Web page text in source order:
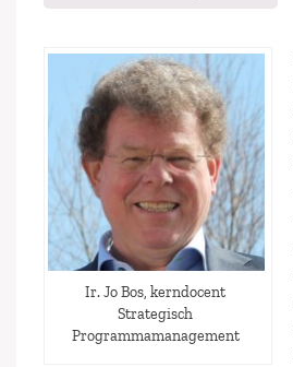
Ir. Jo Bos, kerndocent
Strategisch
Programmamanagement